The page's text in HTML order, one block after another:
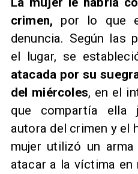
crimen, por lo que
denuncia. Según las
el lugar, se
atacada por su
del miércoles, en el
que compartía ella
autora del crimen y el
mujer utilizó un
atacar a la víctima en